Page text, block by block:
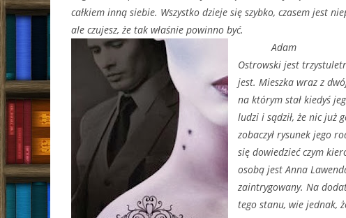
całkiem inną siebie. Wszystko dzieje się szybko, czasem jest
ale czujesz, że tak właśnie powinno być.
Adam
Ostrowski jest
jest. Mieszka wraz z
na którym stał kiedyś
ludzi i sądził, że nic już
zobaczył rysunek jego
się dowiedzieć czym
osobą jest Anna
zaintrygowany. Na
tego stanu, wie jednak,